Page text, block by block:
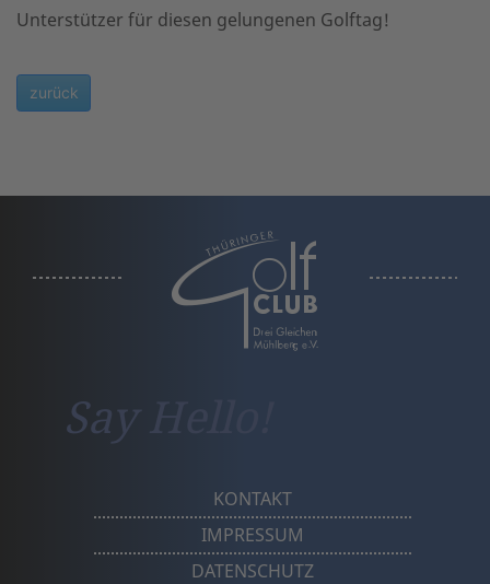
Unterstützer für diesen gelungenen Golftag!
zurück
a
Say Hello!
KONTAKT
IMPRESSUM
DATENSCHUTZ